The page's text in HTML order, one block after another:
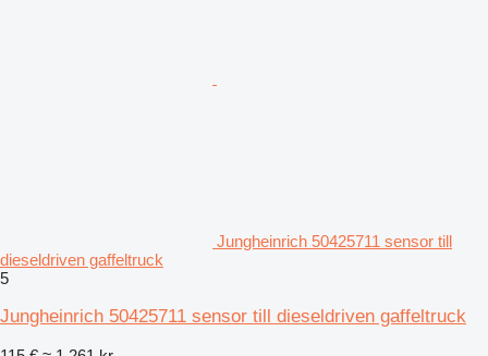
Jungheinrich 50425711 sensor till
dieseldriven gaffeltruck
5
Jungheinrich 50425711 sensor till dieseldriven gaffeltruck